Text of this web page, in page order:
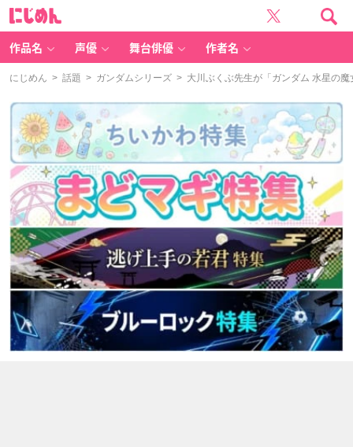
作品名 声優 舞台俳優 作者名
にじめん > 話題 > ガンダムシリーズ > 大川ぶくぶ先生が「ガンダム 水星の